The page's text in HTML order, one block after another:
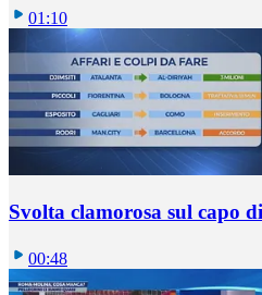
01:10
Svolta clamorosa sul capo
00:48